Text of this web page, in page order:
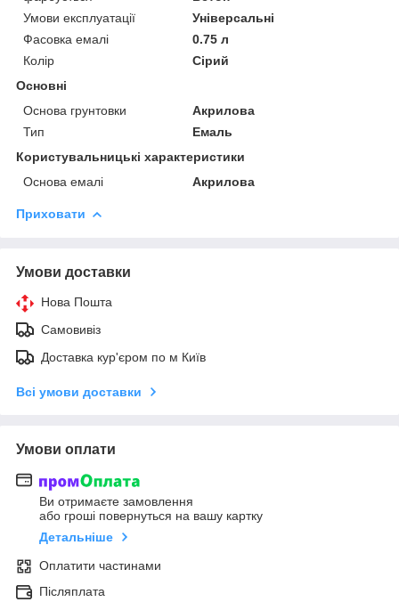
Умови експлуатації
Універсальні
Фасовка емалі
0.75 л
Колір
Сірий
Основні
Основа грунтовки
Акрилова
Тип
Емаль
Користувальницькі характеристики
Основа емалі
Акрилова
Приховати
Умови доставки
Нова Пошта
Самовивіз
Доставка кур'єром по м Київ
Всі умови доставки
Умови оплати
Ви отримаєте замовлення
або гроші повернуться на вашу картку
Детальніше
Оплатити частинами
Післяплата